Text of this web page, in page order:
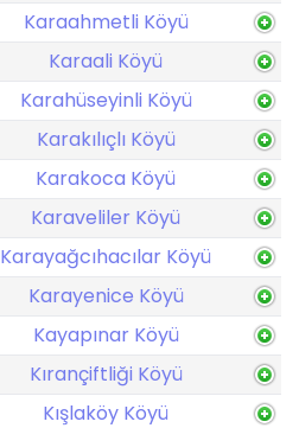
Karaahmetli Köyü
Karaali Köyü
Karahüseyinli Köyü
Karakılıçlı Köyü
Karakoca Köyü
Karaveliler Köyü
Karayağcıhacılar Köyü
Karayenice Köyü
Kayapınar Köyü
Kırançiftliği Köyü
Kışlaköy Köyü